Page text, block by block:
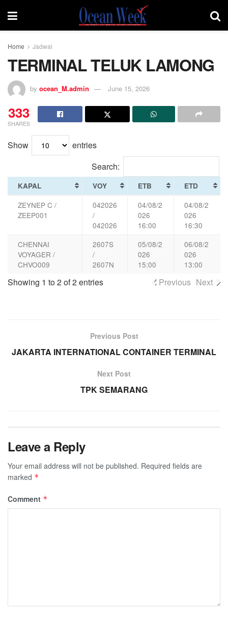
Home Jadwal
TERMINAL TELUK LAMONG
by ocean_M.admin June 15, 2026
333
SHARES
Show
entries
Search:
KAPAL VOY ETB ETD
ZEYNEP C /
ZEEP001
042026
/
042026
04/08/2
026
16:00
04/08/2
026
16:30
CHENNAI
VOYAGER /
CHVO009
2607S
/
2607N
05/08/2
026
15:00
06/08/2
026
13:00
Showing 1 to 2 of 2 entries Previous Next
Previous Post
JAKARTA INTERNATIONAL CONTAINER TERMINAL
Next Post
TPK SEMARANG
Leave a Reply
Your email address will not be published. Required fields are
marked *
Comment *